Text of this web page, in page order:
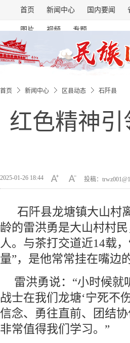
首页 新闻中心 国内要闻
图片 视频 专题
首页 新闻中心 区县动态 石阡县
红色精神
2025-01-26 18:44 投稿：
石阡县龙塘镇大山村
龄的雷洪勇是大山村村
人。与茶打交道近14载
量”，是他常常挂在嘴边
雷洪勇说：“小时候就
战士在我们龙塘‘宁死不
信念、勇往直前、团结
非常值得我们学习。”